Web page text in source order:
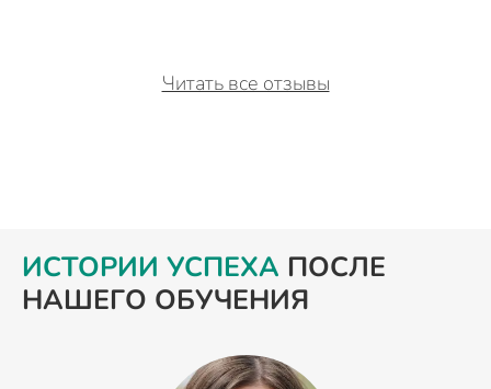
Читать все отзывы
ИСТОРИИ УСПЕХА ПОСЛЕ
НАШЕГО ОБУЧЕНИЯ